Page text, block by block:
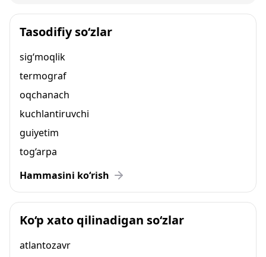
Tasodifiy so‘zlar
sig‘moqlik
termograf
oqchanach
kuchlantiruvchi
guiyetim
tog‘arpa
Hammasini ko‘rish
Ko‘p xato qilinadigan so‘zlar
atlantozavr